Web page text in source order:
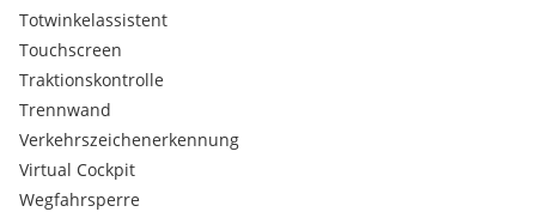
Totwinkelassistent
Touchscreen
Traktionskontrolle
Trennwand
Verkehrszeichenerkennung
Virtual Cockpit
Wegfahrsperre